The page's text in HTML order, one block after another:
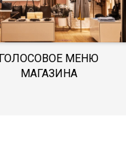
ГОЛОСОВОЕ МЕНЮ
МАГАЗИНА